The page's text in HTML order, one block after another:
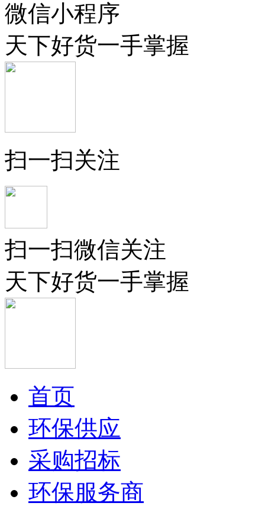
微信小程序
天下好货一手掌握
扫一扫关注
扫一扫微信关注
天下好货一手掌握
首页
环保供应
采购招标
环保服务商